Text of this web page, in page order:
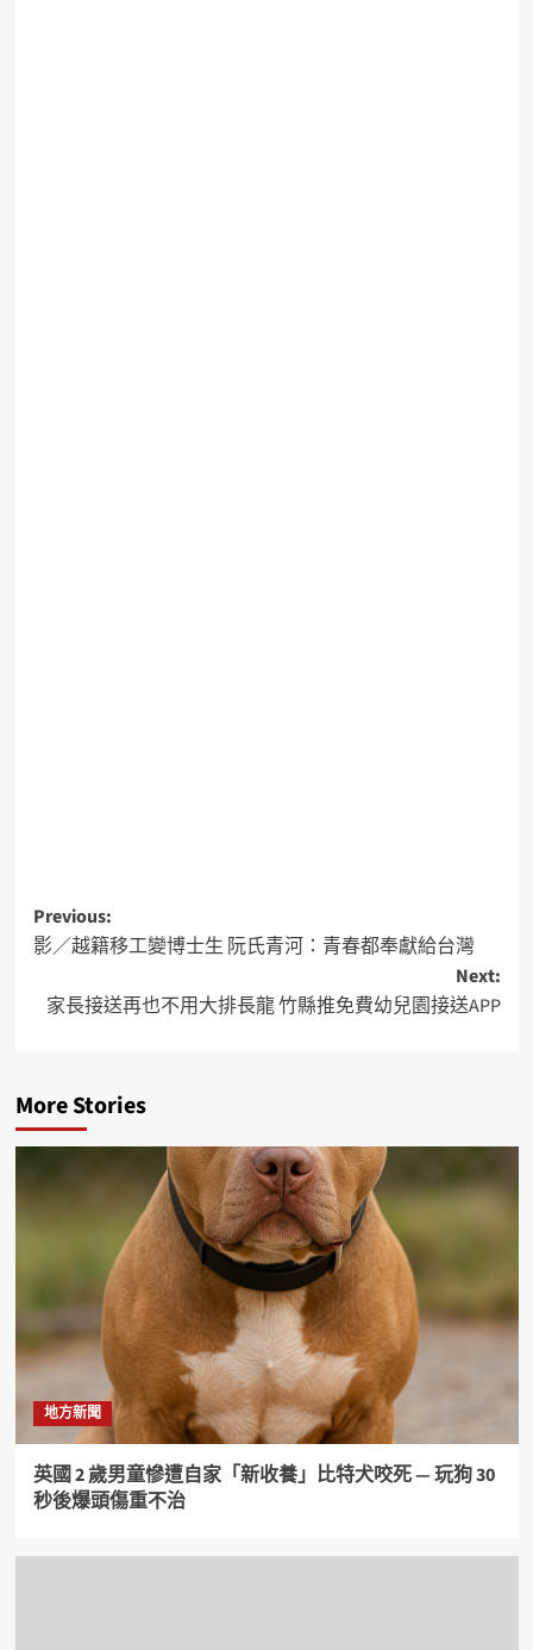
Previous:
影／越籍移工變博士生 阮氏青河：青春都奉獻給台灣
Next:
家長接送再也不用大排長龍 竹縣推免費幼兒園接送APP
More Stories
地方新聞
英國 2 歲男童慘遭自家「新收養」比特犬咬死 — 玩狗 30
秒後爆頭傷重不治